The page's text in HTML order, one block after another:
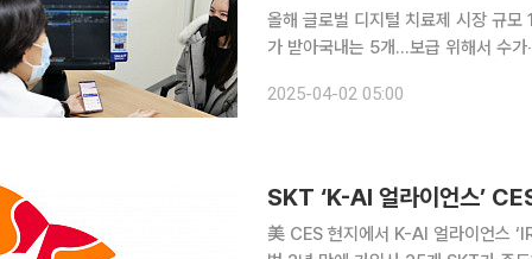
올해 글로벌 디지털 치료제 시장 규
가 받아국내는 5개…보급 위해서 수가‧경제성 평가 기준 필
2025-04-02 05:00
SKT ‘K-AI 얼라이언스’
美 CES 현지에서 K-AI 얼라이언스